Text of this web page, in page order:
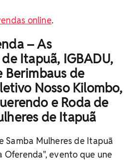
online.
– As
Itapuã, IGBADU,
Berimbaus de
Nosso Kilombo,
e Roda de
de Itapuã
Samba Mulheres de Itapuã
Oferenda", evento que une